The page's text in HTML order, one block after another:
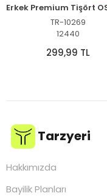
TR-10269
12440
299,99 TL
Tarzyeri
Hakkımızda
Bayilik Planları